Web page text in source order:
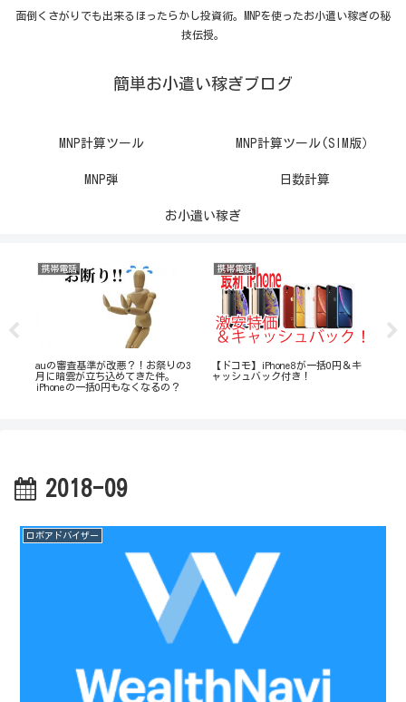
面倒くさがりでも出来るほったらかし投資術。MNPを使ったお小遣い稼ぎの秘
技伝授。
簡単お小遣い稼ぎブログ
MNP計算ツール MNP計算ツール(SIM版）
MNP弾 日数計算
お小遣い稼ぎ
携帯電話
auの審査基準が改悪？！お祭りの3
月に暗雲が立ち込めてきた件。
iPhoneの一括0円もなくなるの？
携帯電話
【ドコモ】iPhone8が一括0円＆キ
ャッシュバック付き！
2018-09
ロボアドバイザー